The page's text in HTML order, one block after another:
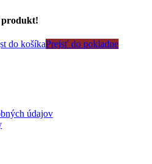
produkt!
do košíkaPrejsť do pokladne
údajov